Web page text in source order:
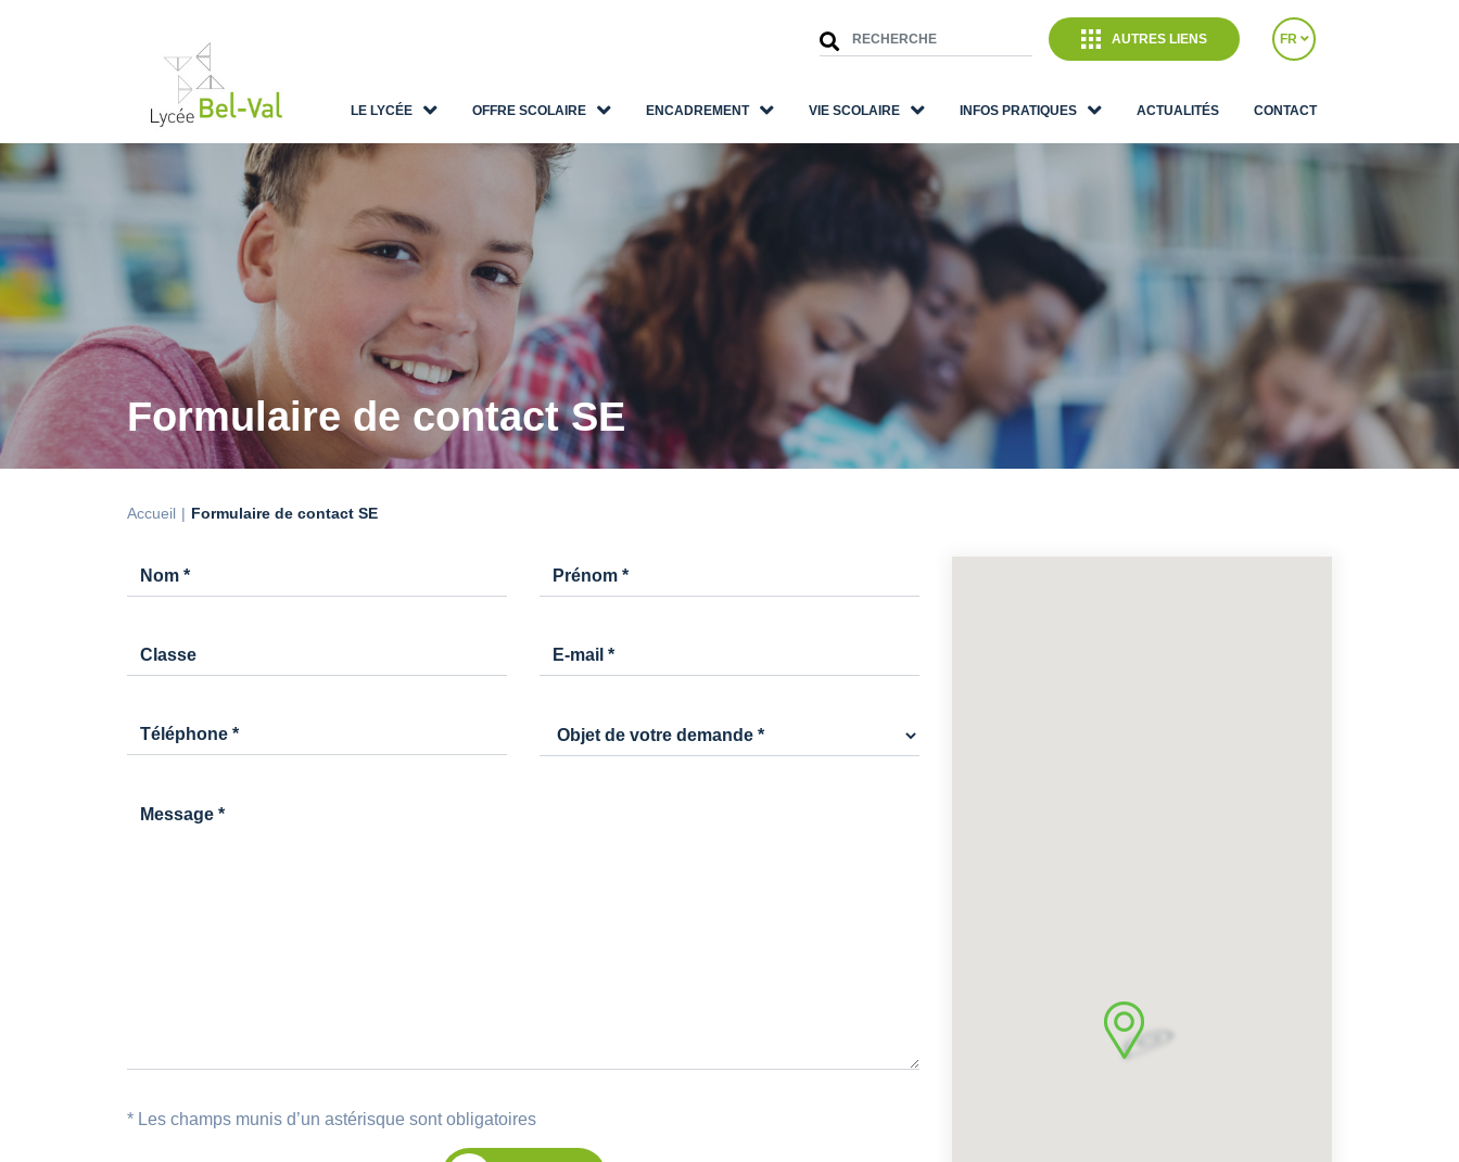
AUTRES LIENS FR
LE LYCÉE OFFRE SCOLAIRE ENCADREMENT VIE SCOLAIRE INFOS PRATIQUES ACTUALITÉS CONTACT
Formulaire de contact SE
Accueil Formulaire de contact SE
* Les champs munis d’un astérisque sont obligatoires